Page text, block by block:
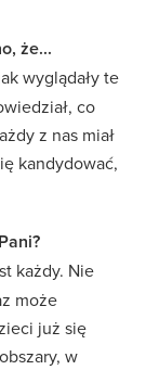
że...
wyglądały te
co
z nas miał
kandydować,
każdy. Nie
może
już się
w